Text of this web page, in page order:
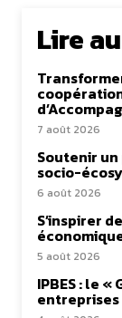
Lire
7 août 2026
Soutenir
socio-
6 août 2026
S’inspirer
5 août 2026
IPBES : le
entreprises